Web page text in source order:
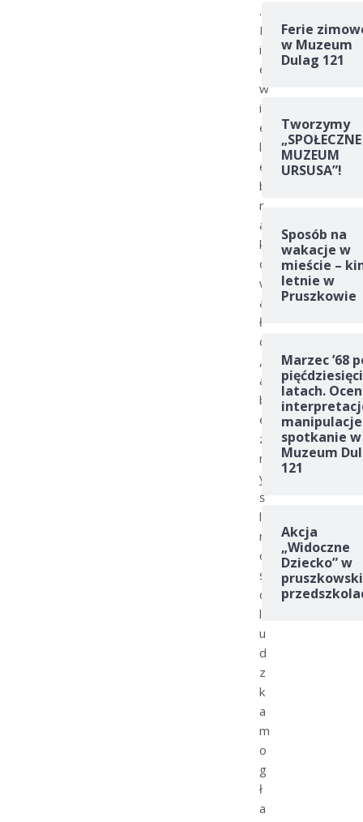
.
N
i
e
w
i
e
l
e
b
r
a
k
o
w
a
ł
o
,
a
b
e
z
m
y
ś
l
n
o
ś
ć
l
u
d
z
k
a
m
o
g
ł
a
Ferie
w Muzeum
Dulag 121
Tworzymy
„SPOŁECZNE
MUZEUM
URSUSA”!
Sposób na
wakacje w
mieście –
letnie w
Pruszkowie
Marzec ’68
latach.
spotkanie w
Muzeum
121
Akcja
„Widoczne
Dziecko” w